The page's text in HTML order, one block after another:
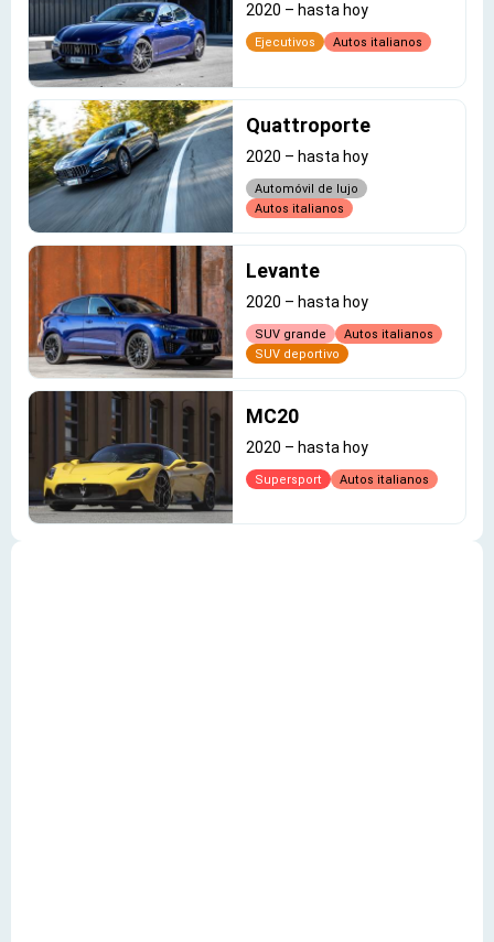
2020 – hasta hoy
Ejecutivos Autos italianos
Quattroporte
2020 – hasta hoy
Automóvil de lujo
Autos italianos
Levante
2020 – hasta hoy
SUV grande
Autos italianos
SUV deportivo
MC20
2020 – hasta hoy
Supersport Autos italianos